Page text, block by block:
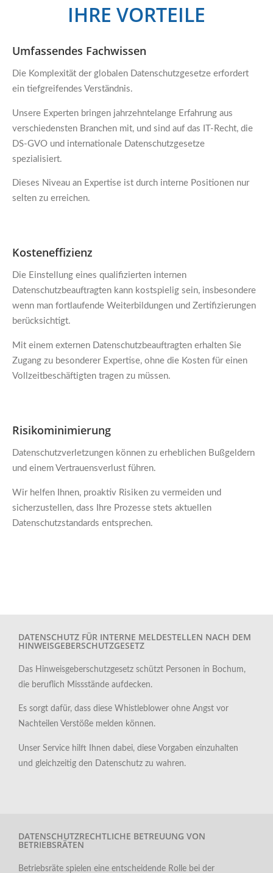
IHRE VORTEILE
Umfassendes Fachwissen
Die Komplexität der globalen Datenschutzgesetze erfordert
ein tiefgreifendes Verständnis.
Unsere Experten bringen jahrzehntelange Erfahrung aus
verschiedensten Branchen mit, und sind auf das IT-Recht, die
DS-GVO und internationale Datenschutzgesetze
spezialisiert.
Dieses Niveau an Expertise ist durch interne Positionen nur
selten zu erreichen.
Kosteneffizienz
Die Einstellung eines qualifizierten internen
Datenschutzbeauftragten kann kostspielig sein, insbesondere
wenn man fortlaufende Weiterbildungen und Zertifizierungen
berücksichtigt.
Mit einem externen Datenschutzbeauftragten erhalten Sie
Zugang zu besonderer Expertise, ohne die Kosten für einen
Vollzeitbeschäftigten tragen zu müssen.
Risikominimierung
Datenschutzverletzungen können zu erheblichen Bußgeldern
und einem Vertrauensverlust führen.
Wir helfen Ihnen, proaktiv Risiken zu vermeiden und
sicherzustellen, dass Ihre Prozesse stets aktuellen
Datenschutzstandards entsprechen.
DATENSCHUTZ FÜR INTERNE MELDESTELLEN NACH DEM
HINWEISGEBERSCHUTZGESETZ
Das Hinweisgeberschutzgesetz schützt Personen in Bochum,
die beruflich Missstände aufdecken.
Es sorgt dafür, dass diese Whistleblower ohne Angst vor
Nachteilen Verstöße melden können.
Unser Service hilft Ihnen dabei, diese Vorgaben einzuhalten
und gleichzeitig den Datenschutz zu wahren.
DATENSCHUTZRECHTLICHE BETREUUNG VON
BETRIEBSRÄTEN
Betriebsräte spielen eine entscheidende Rolle bei der